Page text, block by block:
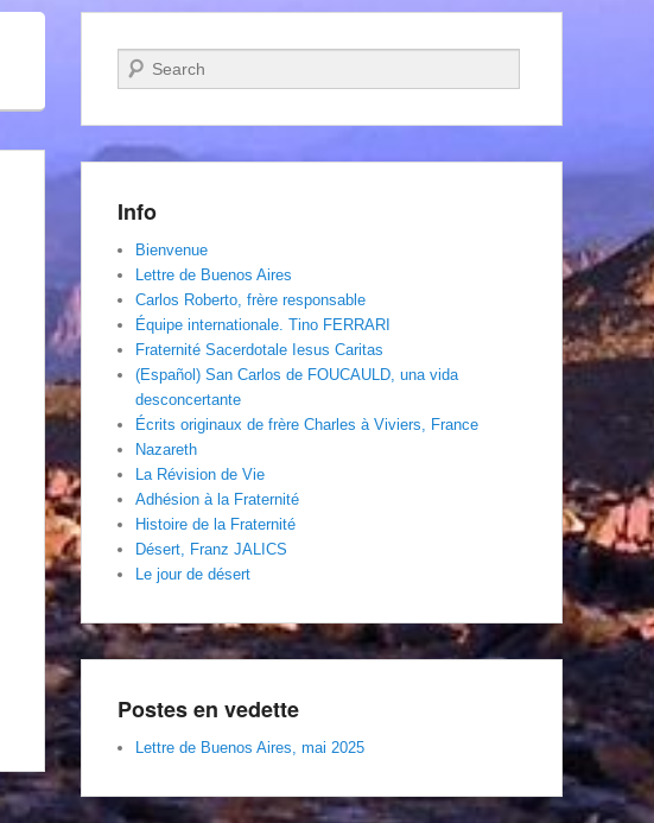
Recherche
Info
Bienvenue
Lettre de Buenos Aires
Carlos Roberto, frère responsable
Équipe internationale. Tino FERRARI
Fraternité Sacerdotale Iesus Caritas
(Español) San Carlos de FOUCAULD, una vida
desconcertante
Écrits originaux de frère Charles à Viviers, France
Nazareth
La Révision de Vie
Adhésion à la Fraternité
Histoire de la Fraternité
Désert, Franz JALICS
Le jour de désert
Postes en vedette
Lettre de Buenos Aires, mai 2025